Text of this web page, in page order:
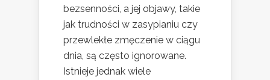
bezsenności, a jej objawy, takie
jak trudności w zasypianiu czy
przewlekłe zmęczenie w ciągu
dnia, są często ignorowane.
Istnieje jednak wiele